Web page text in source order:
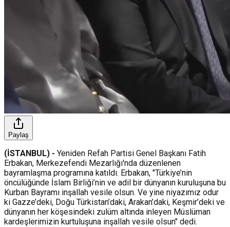
Paylaş
(İSTANBUL) - Yeniden Refah Partisi Genel Başkanı Fatih
Erbakan, Merkezefendi Mezarlığı'nda düzenlenen
bayramlaşma programına katıldı. Erbakan, "Türkiye’nin
öncülüğünde İslam Birliği’nin ve adil bir dünyanın kuruluşuna bu
Kurban Bayramı inşallah vesile olsun. Ve yine niyazımız odur
ki Gazze’deki, Doğu Türkistan’daki, Arakan’daki, Keşmir’deki ve
dünyanın her köşesindeki zulüm altında inleyen Müslüman
kardeşlerimizin kurtuluşuna inşallah vesile olsun" dedi.